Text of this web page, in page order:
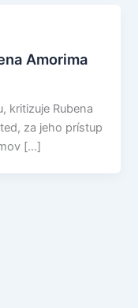
Amorima
kritizuje Rubena
za jeho prístup
[…]